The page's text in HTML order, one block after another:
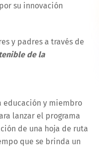
su innovación
y padres a través de
de la
educación y miembro
lanzar el programa
de una hoja de ruta
que se brinda un